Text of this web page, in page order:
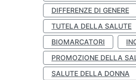
DIFFERENZE DI GENERE
TUTELA DELLA SALUTE
BIOMARCATORI
PROMOZIONE DELLA
SALUTE DELLA DONNA